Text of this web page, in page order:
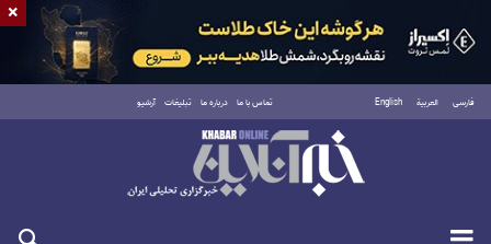
فارسی العربية English تماس با ما درباره ما تبلیغات آرشیو
پنجشنبه ۱۵ مرداد ۱۴۰۵
×